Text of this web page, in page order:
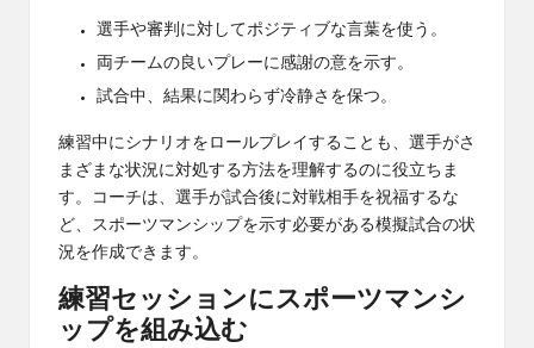
選手や審判に対してポジティブな言葉を使う。
両チームの良いプレーに感謝の意を示す。
試合中、結果に関わらず冷静さを保つ。
練習中にシナリオをロールプレイすることも、選手がさ
まざまな状況に対処する方法を理解するのに役立ちま
す。コーチは、選手が試合後に対戦相手を祝福するな
ど、スポーツマンシップを示す必要がある模擬試合の状
況を作成できます。
練習セッションにスポーツマンシ
ップを組み込む